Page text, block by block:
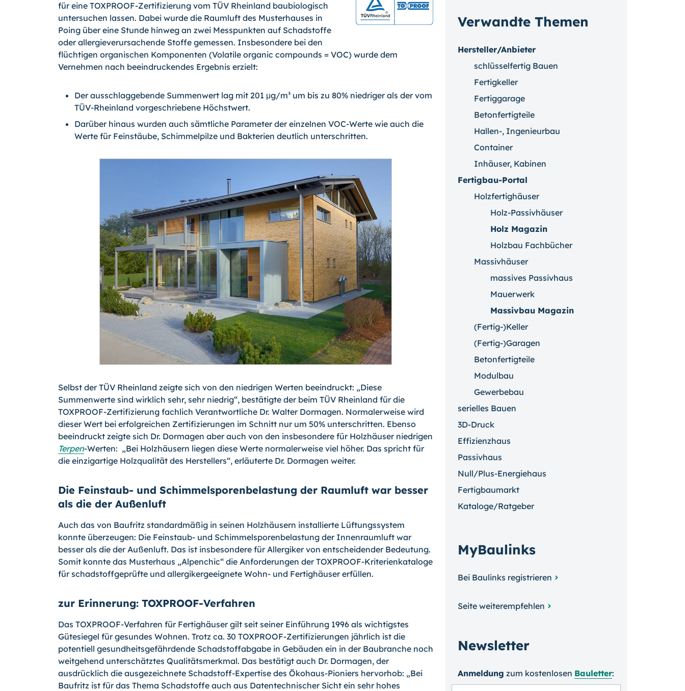
für eine TOXPROOF-Zertifizierung vom TÜV Rheinland baubiologisch
untersuchen lassen. Dabei wurde die Raumluft des Musterhauses in
Poing über eine Stunde hinweg an zwei Messpunkten auf Schadstoffe
oder allergieverursachende Stof­fe gemessen. Insbesondere bei den
flüchtigen organischen Komponenten (Volatile or­ganic compounds = VOC) wurde dem
Vernehmen nach beeindruckendes Ergebnis er­zielt:
Der ausschlaggebende Summenwert lag mit 201 μg/m³ um bis zu 80% niedriger als der vom
TÜV-Rheinland vorgeschriebene Höchstwert.
Darüber hinaus wurden auch sämtliche Parameter der einzelnen VOC-Werte wie auch die
Werte für Feinstäube, Schimmelpilze und Bakterien deutlich unter­schritten.
Selbst der TÜV Rheinland zeigte sich von den niedrigen Werten beeindruckt: „Diese
Summenwerte sind wirklich sehr, sehr niedrig“, bestätigte der beim TÜV Rheinland für die
TOXPROOF-Zertifizierung fachlich Verantwortliche Dr. Walter Dormagen. Normaler­weise wird
dieser Wert bei erfolgreichen Zertifizierungen im Schnitt nur um 50% unter­schritten. Ebenso
beeindruckt zeigte sich Dr. Dormagen aber auch von den insbeson­dere für Holzhäuser niedrigen
Terpen-Werten: „Bei Holzhäusern liegen diese Werte normalerweise viel höher. Das spricht für
die einzigartige Holzqualität des Herstellers“, erläuterte Dr. Dormagen weiter.
Die Feinstaub- und Schimmelsporenbelastung der Raumluft war besser
als die der Außenluft
Auch das von Baufritz standardmäßig in seinen Holzhäusern installierte Lüftungssys­tem
konnte überzeugen: Die Feinstaub- und Schimmelsporenbelastung der Innenraum­luft war
besser als die der Außenluft. Das ist insbesondere für Allergiker von entschei­dender Bedeutung.
Somit konnte das Musterhaus „Alpenchic“ die Anforderungen der TOXPROOF-Kriterienkataloge
für schadstoffgeprüfte und allergikergeeignete Wohn- und Fertighäuser erfüllen.
zur Erinnerung: TOXPROOF-Verfahren
Das TOXPROOF-Verfahren für Fertighäuser gilt seit seiner Einführung 1996 als wich­tigstes
Gütesiegel für gesundes Wohnen. Trotz ca. 30 TOXPROOF-Zertifizierungen jährlich ist die
potentiell gesundheitsgefährdende Schadstoffabgabe in Gebäuden ein in der Baubranche noch
weitgehend unterschätztes Qualitätsmerkmal. Das bestätigt auch Dr. Dormagen, der
ausdrücklich die ausgezeichnete Schadstoff-Expertise des Ökohaus-Pioniers hervorhob: „Bei
Baufritz ist für das Thema Schadstoffe auch aus Datentechnischer Sicht ein sehr hohes
Verwandte Themen
Hersteller/Anbieter
schlüsselfertig Bauen
Fertigkeller
Fertiggarage
Betonfertigteile
Hallen-, Ingenieurbau
Container
Inhäuser, Kabinen
Fertigbau-Portal
Holzfertighäuser
Holz-Passivhäuser
Holz Magazin
Holzbau Fachbücher
Massivhäuser
massives Passivhaus
Mauerwerk
Massivbau Magazin
(Fertig-)Keller
(Fertig-)Garagen
Betonfertigteile
Modulbau
Gewerbebau
serielles Bauen
3D-Druck
Effizienzhaus
Passivhaus
Null/Plus-Energiehaus
Fertigbaumarkt
Kataloge/Ratgeber
MyBaulinks
Bei Baulinks registrieren
Seite weiterempfehlen
Newsletter
Anmeldung zum kosten­losen Bauletter: